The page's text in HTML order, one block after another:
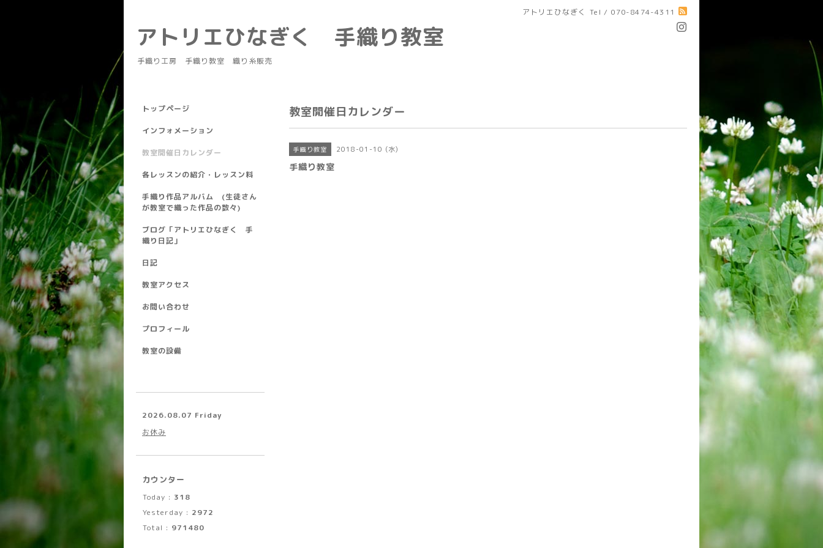
アトリエひなぎく Tel / 070-8474-4311
アトリエひなぎく 手織り教室
手織り工房 手織り教室 織り糸販売
教室開催日カレンダー
手織り教室 2018-01-10 (水)
手織り教室
トップページ
インフォメーション
教室開催日カレンダー
各レッスンの紹介・レッスン料
手織り作品アルバム (生徒さん
が教室で織った作品の数々)
ブログ「アトリエひなぎく 手
織り日記」
日記
教室アクセス
お問い合わせ
プロフィール
教室の設備
2026.08.07 Friday
お休み
カウンター
Today : 318
Yesterday : 2972
Total : 971480